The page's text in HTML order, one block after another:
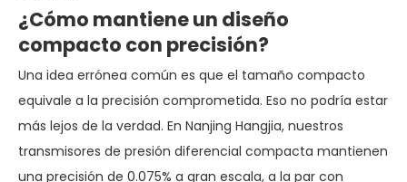
¿Cómo mantiene un diseño
compacto con precisión?
Una idea errónea común es que el tamaño compacto
equivale a la precisión comprometida. Eso no podría estar
más lejos de la verdad. En Nanjing Hangjia, nuestros
transmisores de presión diferencial compacta mantienen
una precisión de 0.075% a gran escala, a la par con